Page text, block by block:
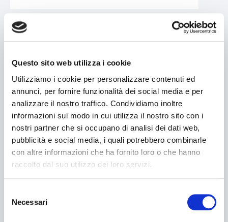
Questo sito web utilizza i cookie
Utilizziamo i cookie per personalizzare contenuti ed
annunci, per fornire funzionalità dei social media e per
analizzare il nostro traffico. Condividiamo inoltre
informazioni sul modo in cui utilizza il nostro sito con i
nostri partner che si occupano di analisi dei dati web,
pubblicità e social media, i quali potrebbero combinarle
con altre informazioni che ha fornito loro o che hanno
raccolto dal suo utilizzo dei loro servizi.
delNecessari